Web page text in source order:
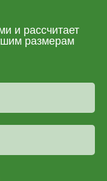
и рассчитает
размерам